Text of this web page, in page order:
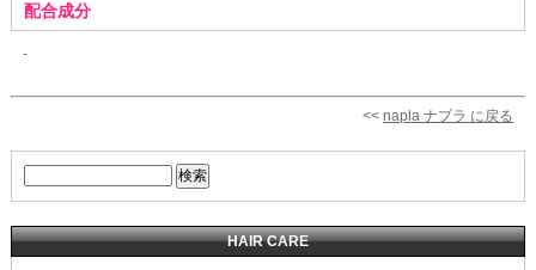
配合成分
-
<<napla ナプラ に戻る
HAIR CARE